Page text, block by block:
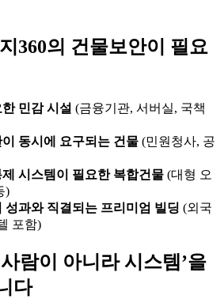
360의 건물보안이 필요
민감 시설 (금융기관, 서버실, 국책
동시에 요구되는 건물 (민원청사, 공
시스템이 필요한 복합건물 (대형 오
)
성과와 직결되는 프리미엄 빌딩 (외국
포함)
람이 아니라 시스템’을
다